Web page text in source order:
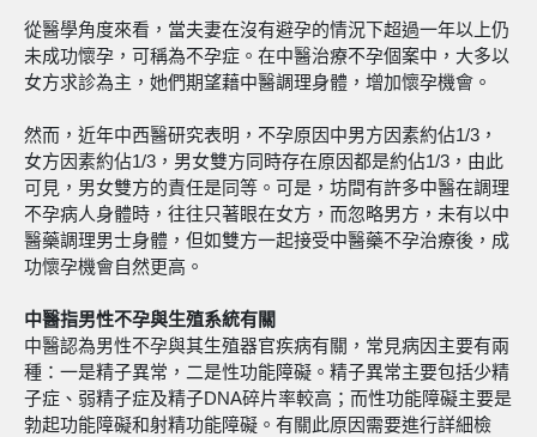
從醫學角度來看，當夫妻在沒有避孕的情況下超過一年以上仍
未成功懷孕，可稱為不孕症。在中醫治療不孕個案中，大多以
女方求診為主，她們期望藉中醫調理身體，增加懷孕機會。
然而，近年中西醫研究表明，不孕原因中男方因素約佔1/3，
女方因素約佔1/3，男女雙方同時存在原因都是約佔1/3，由此
可見，男女雙方的責任是同等。可是，坊間有許多中醫在調理
不孕病人身體時，往往只著眼在女方，而忽略男方，未有以中
醫藥調理男士身體，但如雙方一起接受中醫藥不孕治療後，成
功懷孕機會自然更高。
中醫指男性不孕與生殖系統有關
中醫認為男性不孕與其生殖器官疾病有關，常見病因主要有兩
種：一是精子異常，二是性功能障礙。精子異常主要包括少精
子症、弱精子症及精子DNA碎片率較高；而性功能障礙主要是
勃起功能障礙和射精功能障礙。有關此原因需要進行詳細檢